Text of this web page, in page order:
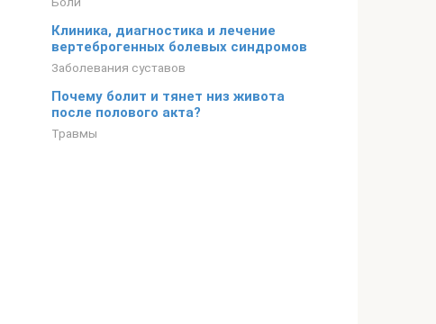
Клиника, диагностика и лечение
вертеброгенных болевых синдромов
Заболевания суставов
Почему болит и тянет низ живота
после полового акта?
Травмы